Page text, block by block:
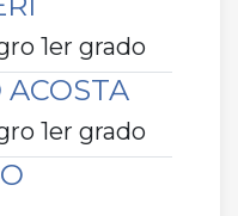
1er grado
1er grado